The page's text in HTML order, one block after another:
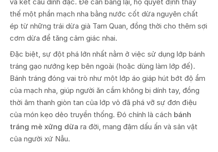
thế một phần mạch nha bằng nước cốt dừa nguyên chất
ép từ những trái dừa già Tam Quan, đồng thời cho thêm sợi
cơm dừa để tăng cảm giác nhai.
Đặc biệt, sự đột phá lớn nhất nằm ở việc sử dụng lớp bánh
tráng gạo nướng kẹp bên ngoài (hoặc dùng làm lớp đế).
Bánh tráng đóng vai trò như một lớp áo giáp hút bớt độ ẩm
của mạch nha, giúp người ăn cầm không bị dính tay, đồng
thời âm thanh giòn tan của lớp vỏ đã phá vỡ sự đơn điệu
của món kẹo dẻo truyền thống. Đó chính là cách bánh
tráng mè xửng dừa ra đời, mang đậm dấu ấn và sản vật
của người xứ Nẫu.